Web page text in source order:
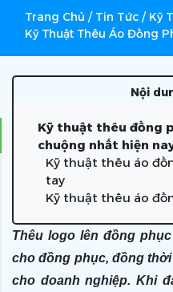
Trang Chủ / Tin Tức / Kỹ
Kỹ Thuật Thêu Áo Đồng
Nội
Kỹ thuật thêu đồng
chuộng nhất hiện
Kỹ thuật thêu áo
tay
Kỹ thuật thêu áo
Thêu logo lên đồng
cho đồng phục, đồng
cho doanh nghiệp. Khi